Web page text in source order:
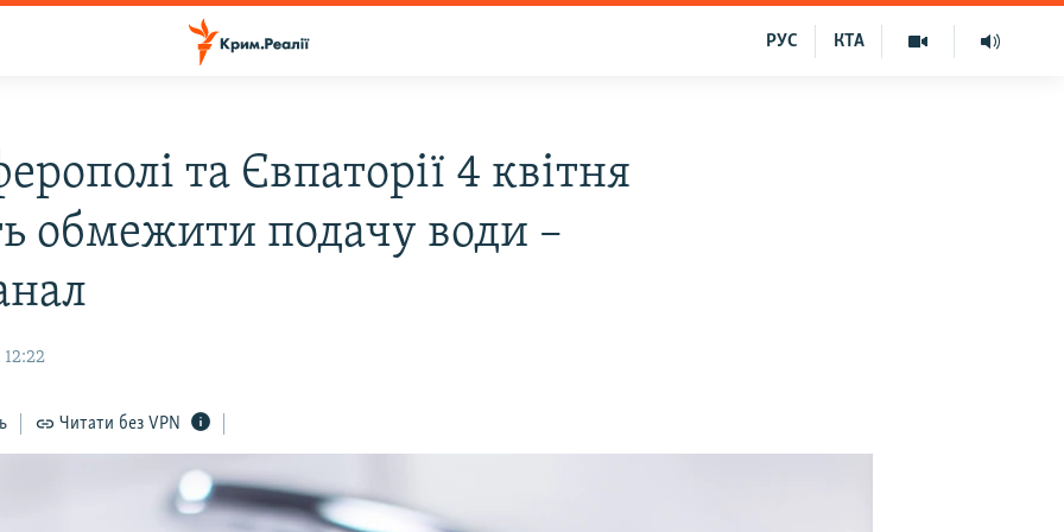
КТА
РУС
та Євпаторії 4 квітня
обмежити подачу води –
12:22
Читати без VPN